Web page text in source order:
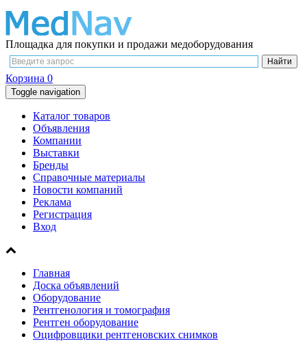
Площадка для покупки и продажи медоборудования
Корзина 0
Toggle navigation
Каталог товаров
Объявления
Компании
Выставки
Бренды
Справочные материалы
Новости компаний
Реклама
Регистрация
Вход
Главная
Доска объявлений
Оборудование
Рентгенология и томография
Рентген оборудование
Оцифровщики рентгеновских снимков